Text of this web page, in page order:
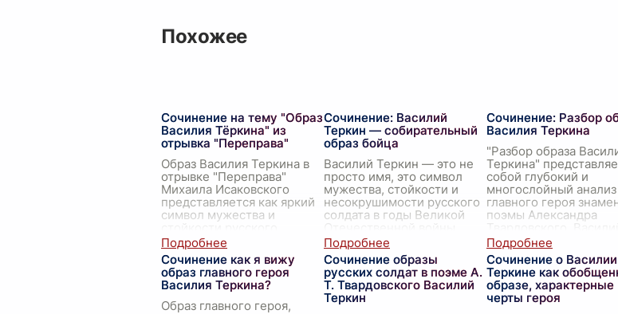
Похожее
Сочинение на тему "Образ
Василия Тёркина" из
отрывка "Переправа"
Образ Василия Теркина в
отрывке "Переправа"
Михаила Исаковского
представляется как яркий
символ мужества и
солдата. Василий Теркин —
простой человек, но в то
же...
Сочинение: Василий
Теркин — собирательный
образ бойца
Василий Теркин — это не
просто имя, это символ
мужества, стойкости и
несокрушимости русского
солдата в годы Великой
Александр Твардовский
создал собирательный
Сочинение: Разбор
Василия Теркина
"Разбор образа
Теркина"
собой глубокий и
многослойный анализ
главного героя
поэмы Александра
Теркин — центральная
фигура про...
Сочинение как я вижу
образ главного героя
Василия Теркина?
Образ главного героя,
Сочинение образы
русских солдат в поэме А.
Т. Твардовского Василий
Теркин
Сочинение о Василии
Теркине как
образе, характерные
черты героя